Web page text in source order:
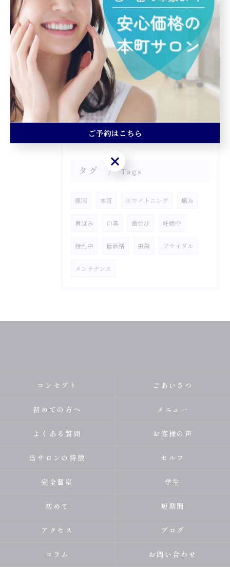
最近の投稿
Recent
Posts
2025/07/30
タグ Tags
原因 本町 ホワイトニング 痛み
黄ばみ 口臭 歯並び 妊娠中
授乳中 低価格 虫歯 ブライダル
メンテナンス
コンセプト ごあいさつ
初めての方へ メニュー
よくある質問 お客様の声
当サロンの特徴 セルフ
完全個室 学生
初めて 短期間
アクセス ブログ
コラム お問い合わせ
ご予約はこちら
ご予約はこちら